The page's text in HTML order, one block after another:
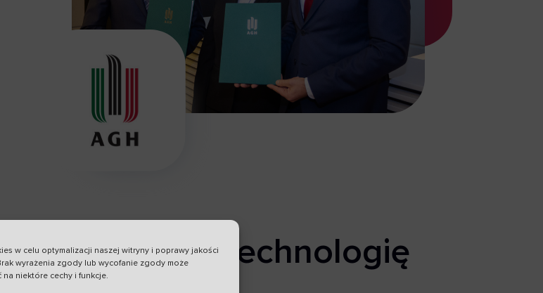
w celu optymalizacji naszej witryny i poprawy jakości
wyrażenia zgody lub wycofanie zgody może
na niektóre cechy i funkcje.
poza technologię